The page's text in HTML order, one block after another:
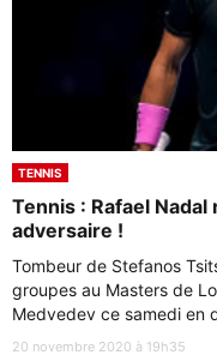
TENNIS
Tennis : Rafael
adversaire !
Tombeur de Stefanos
groupes au Masters de
Medvedev ce samedi en
20 novembre 2020 à 19h35